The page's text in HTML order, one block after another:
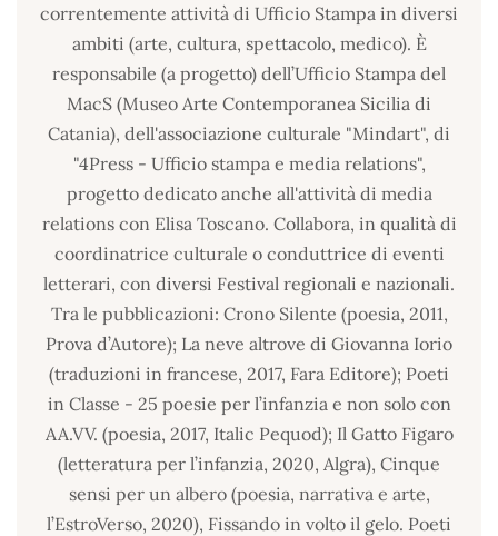
correntemente attività di Ufficio Stampa in diversi
ambiti (arte, cultura, spettacolo, medico). È
responsabile (a progetto) dell’Ufficio Stampa del
MacS (Museo Arte Contemporanea Sicilia di
Catania), dell'associazione culturale "Mindart", di
"4Press - Ufficio stampa e media relations",
progetto dedicato anche all'attività di media
relations con Elisa Toscano. Collabora, in qualità di
coordinatrice culturale o conduttrice di eventi
letterari, con diversi Festival regionali e nazionali.
Tra le pubblicazioni: Crono Silente (poesia, 2011,
Prova d’Autore); La neve altrove di Giovanna Iorio
(traduzioni in francese, 2017, Fara Editore); Poeti
in Classe - 25 poesie per l’infanzia e non solo con
AA.VV. (poesia, 2017, Italic Pequod); Il Gatto Figaro
(letteratura per l’infanzia, 2020, Algra), Cinque
sensi per un albero (poesia, narrativa e arte,
l’EstroVerso, 2020), Fissando in volto il gelo. Poeti